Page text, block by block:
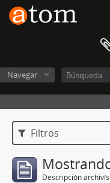
Navegar
Filtros
Descripción